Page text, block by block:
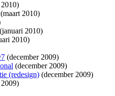
(maart 2010)
(januari 2010)
2010)
(december 2009)
(december 2009)
(redesign) (december 2009)